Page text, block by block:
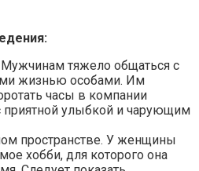
тяжело общаться с
жизнью особами. Им
часы в компании
улыбкой и чарующим
пространстве. У женщины
хобби, для которого она